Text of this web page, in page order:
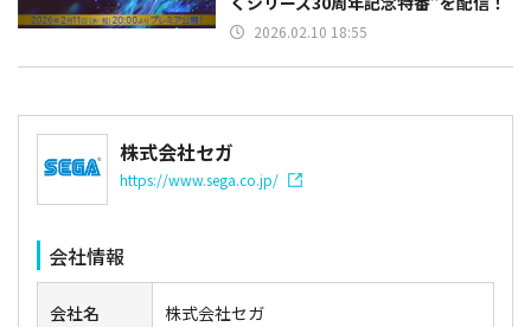
2026.02.10 18:55
株式会社セガ
https://www.sega.co.jp/
会社情報
会社名 株式会社セガ